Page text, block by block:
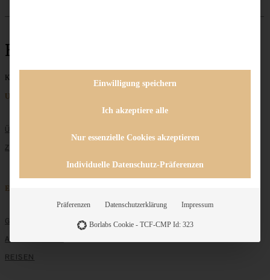
Bliss Balls
Keine Beiträge gefunden
Unternehmen
ÜBER MICH
ZUSAMMENARBEIT
Entdecken
GRUNDLAGEN
ALLE REZEPTE
REISEN
Einwilligung speichern
Ich akzeptiere alle
Nur essenzielle Cookies akzeptieren
Individuelle Datenschutz-Präferenzen
Präferenzen Datenschutzerklärung Impressum
Borlabs Cookie - TCF-CMP Id: 323